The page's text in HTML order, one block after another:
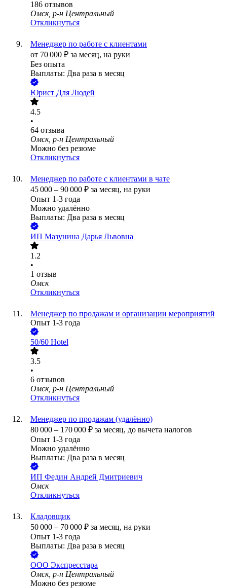
186 отзывов
Омск, р-н Центральный
Откликнуться
Менеджер по работе с клиентами
от 70 000 ₽ за месяц, на руки
Без опыта
Выплаты: Два раза в месяц
Юрист Для Людей
4.5
•
64 отзыва
Омск, р-н Центральный
Можно без резюме
Откликнуться
Менеджер по работе с клиентами в чате
45 000 – 90 000 ₽ за месяц, на руки
Опыт 1-3 года
Можно удалённо
Выплаты: Два раза в месяц
ИП Мазунина Дарья Львовна
1.2
•
1 отзыв
Омск
Откликнуться
Менеджер по продажам и организации мероприятий
Опыт 1-3 года
50/60 Hotel
3.5
•
6 отзывов
Омск, р-н Центральный
Откликнуться
Менеджер по продажам (удалённо)
80 000 – 170 000 ₽ за месяц, до вычета налогов
Опыт 1-3 года
Можно удалённо
Выплаты: Два раза в месяц
ИП Федин Андрей Дмитриевич
Омск
Откликнуться
Кладовщик
50 000 – 70 000 ₽ за месяц, на руки
Опыт 1-3 года
Выплаты: Два раза в месяц
ООО Экспресстара
Омск, р-н Центральный
Можно без резюме